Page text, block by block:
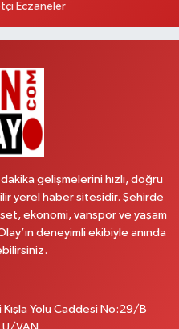
No:102 F Erciş Van
Gürpınar Van
A İpekyolu Van
G Edremit Van
Eczaneler
gelişmelerini hızlı, doğru
yerel haber sitesidir. Şehirde
ekonomi, vanspor ve yaşam
deneyimli ekibiyle anında
Yolu Caddesi No:29/B